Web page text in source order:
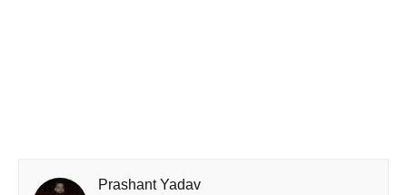
Prashant Yadav